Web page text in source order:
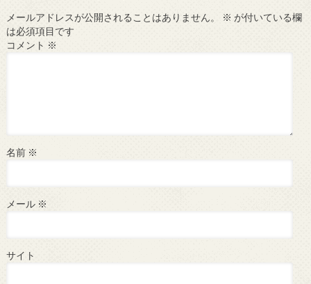
メールアドレスが公開されることはありません。 ※ が付いている欄
は必須項目です
コメント ※
名前 ※
メール ※
サイト